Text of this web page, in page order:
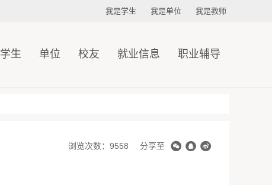
我是学生 我是单位 我是教师
学生 单位 校友 就业信息 职业辅导
浏览次数：9558 分享至